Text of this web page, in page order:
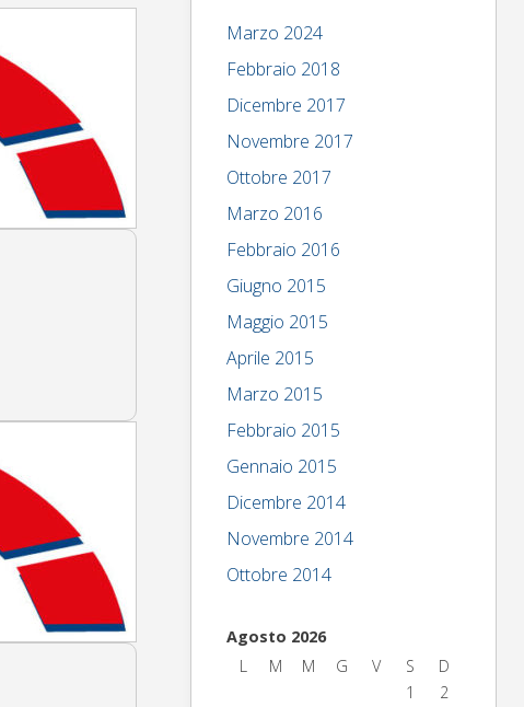
Marzo 2024
Febbraio 2018
Dicembre 2017
Novembre 2017
Ottobre 2017
Marzo 2016
Febbraio 2016
Giugno 2015
Maggio 2015
Aprile 2015
Marzo 2015
Febbraio 2015
Gennaio 2015
Dicembre 2014
Novembre 2014
Ottobre 2014
Agosto 2026
L
M M G V S
D
1
2